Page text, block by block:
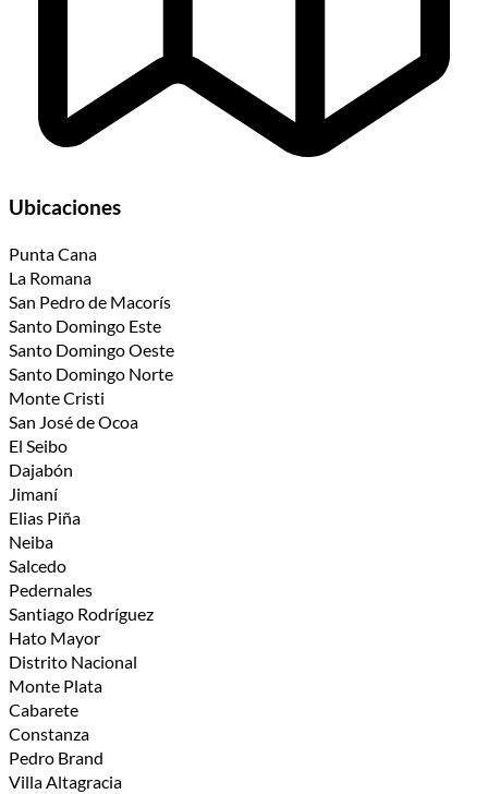
Ubicaciones
Punta Cana
La Romana
San Pedro de Macorís
Santo Domingo Este
Santo Domingo Oeste
Santo Domingo Norte
Monte Cristi
San José de Ocoa
El Seibo
Dajabón
Jimaní
Elias Piña
Neiba
Salcedo
Pedernales
Santiago Rodríguez
Hato Mayor
Distrito Nacional
Monte Plata
Cabarete
Constanza
Pedro Brand
Villa Altagracia